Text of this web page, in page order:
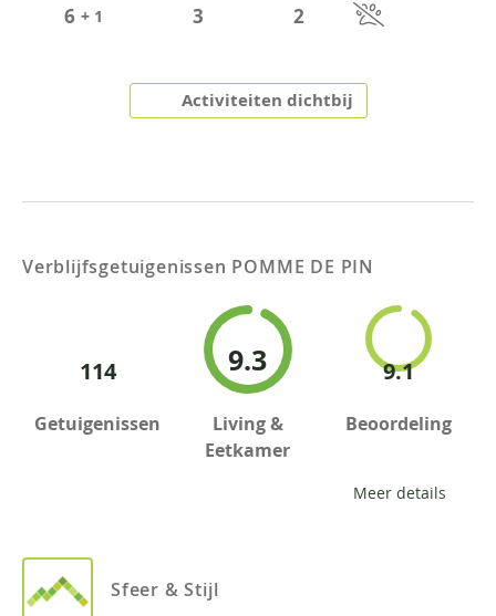
6 + 1 3 2
Activiteiten dichtbij
Verblijfsgetuigenissen POMME DE PIN
114
Getuigenissen
9.3
Living &
Eetkamer
9.1
Beoordeling
Meer details
Sfeer & Stijl